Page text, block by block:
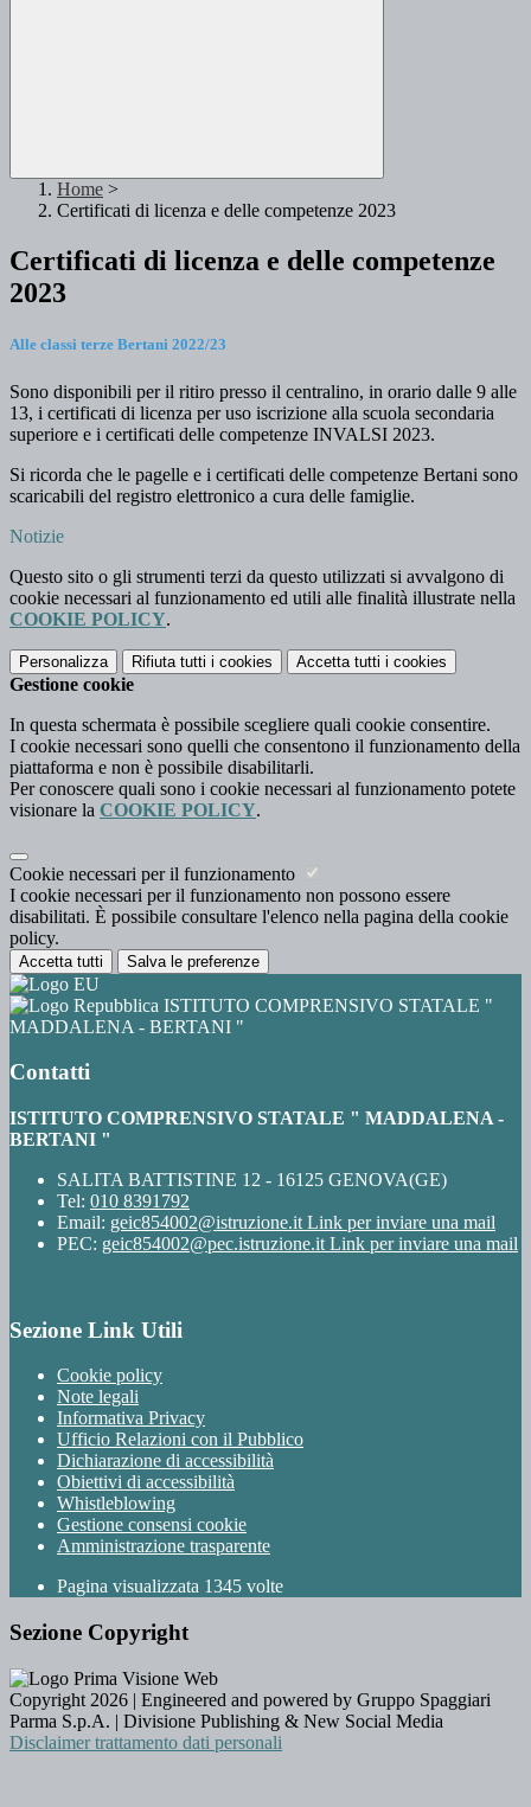
Home >
Certificati di licenza e delle competenze 2023
Certificati di licenza e delle competenze
2023
Alle classi terze Bertani 2022/23
Sono disponibili per il ritiro presso il centralino, in orario dalle 9 alle
13, i certificati di licenza per uso iscrizione alla scuola secondaria
superiore e i certificati delle competenze INVALSI 2023.
Si ricorda che le pagelle e i certificati delle competenze Bertani sono
scaricabili del registro elettronico a cura delle famiglie.
Notizie
Questo sito o gli strumenti terzi da questo utilizzati si avvalgono di
cookie necessari al funzionamento ed utili alle finalità illustrate nella
COOKIE POLICY.
Personalizza Rifiuta tutti i cookies Accetta tutti i cookies
Gestione cookie
In questa schermata è possibile scegliere quali cookie consentire.
I cookie necessari sono quelli che consentono il funzionamento della
piattaforma e non è possibile disabilitarli.
Per conoscere quali sono i cookie necessari al funzionamento potete
visionare la COOKIE POLICY.
Cookie necessari per il funzionamento
I cookie necessari per il funzionamento non possono essere
disabilitati. È possibile consultare l'elenco nella pagina della cookie
policy.
Accetta tutti Salva le preferenze
ISTITUTO COMPRENSIVO STATALE "
MADDALENA - BERTANI "
Contatti
ISTITUTO COMPRENSIVO STATALE " MADDALENA -
BERTANI "
SALITA BATTISTINE 12 - 16125 GENOVA(GE)
Tel: 010 8391792
Email: geic854002@istruzione.it Link per inviare una mail
PEC: geic854002@pec.istruzione.it Link per inviare una mail
Sezione Link Utili
Cookie policy
Note legali
Informativa Privacy
Ufficio Relazioni con il Pubblico
Dichiarazione di accessibilità
Obiettivi di accessibilità
Whistleblowing
Gestione consensi cookie
Amministrazione trasparente
Pagina visualizzata 1345 volte
Sezione Copyright
Copyright 2026 | Engineered and powered by Gruppo Spaggiari
Parma S.p.A. | Divisione Publishing & New Social Media
Disclaimer trattamento dati personali